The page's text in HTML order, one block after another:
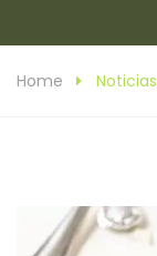
Home Noticias